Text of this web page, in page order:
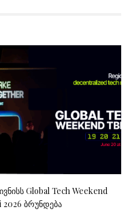
Global Tech Weekend
2026 ბრუნდება